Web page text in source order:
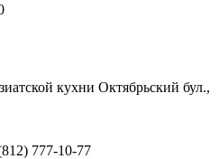
кухни Октябрьский бул.,
777-10-77